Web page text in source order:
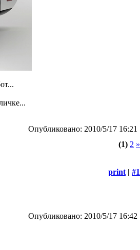
Опубликовано: 2010/5/17 16:21
(1) 2 »
print | #1
Опубликовано: 2010/5/17 16:42